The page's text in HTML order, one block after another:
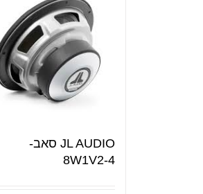
JL AUDIO סאב-
8W1V2-4